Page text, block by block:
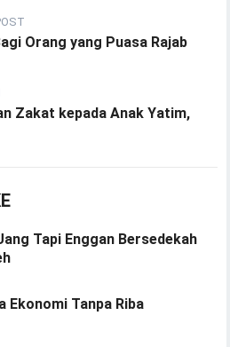
Orang yang Puasa Rajab
Zakat kepada Anak Yatim,
Tapi Enggan Bersedekah
Ekonomi Tanpa Riba